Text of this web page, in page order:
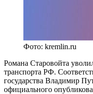
Фото: kremlin.ru
Романа Старовойта
транспорта РФ.
государства Владимир
официального